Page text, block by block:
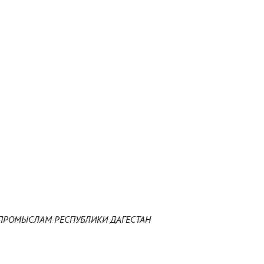
РЕСПУБЛИКИ ДАГЕСТАН